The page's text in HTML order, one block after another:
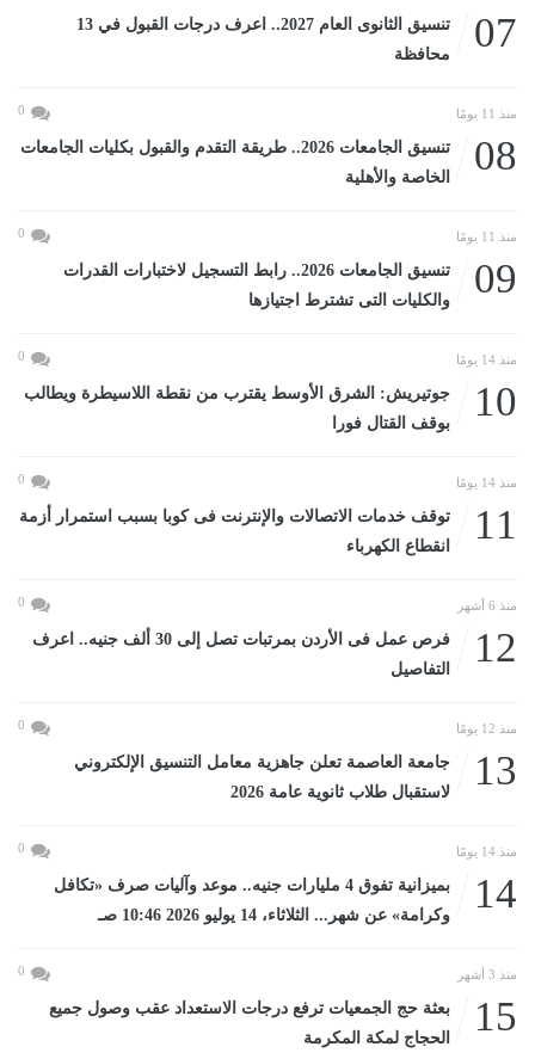
07
تنسيق الثانوى العام 2027.. اعرف درجات القبول في 13
محافظة
منذ 11 يومًا 0
08
تنسيق الجامعات 2026.. طريقة التقدم والقبول بكليات الجامعات
الخاصة والأهلية
منذ 11 يومًا 0
09
تنسيق الجامعات 2026.. رابط التسجيل لاختبارات القدرات
والكليات التى تشترط اجتيازها
منذ 14 يومًا 0
10
جوتيريش: الشرق الأوسط يقترب من نقطة اللاسيطرة ويطالب
بوقف القتال فورا
منذ 14 يومًا 0
11
توقف خدمات الاتصالات والإنترنت فى كوبا بسبب استمرار أزمة
انقطاع الكهرباء
منذ 6 أشهر 0
12
فرص عمل فى الأردن بمرتبات تصل إلى 30 ألف جنيه.. اعرف
التفاصيل
منذ 12 يومًا 0
13
جامعة العاصمة تعلن جاهزية معامل التنسيق الإلكتروني
لاستقبال طلاب ثانوية عامة 2026
منذ 14 يومًا 0
14
بميزانية تفوق 4 مليارات جنيه.. موعد وآليات صرف «تكافل
وكرامة» عن شهر... الثلاثاء، 14 يوليو 2026 10:46 صـ
منذ 3 أشهر 0
15
بعثة حج الجمعيات ترفع درجات الاستعداد عقب وصول جميع
الحجاج لمكة المكرمة